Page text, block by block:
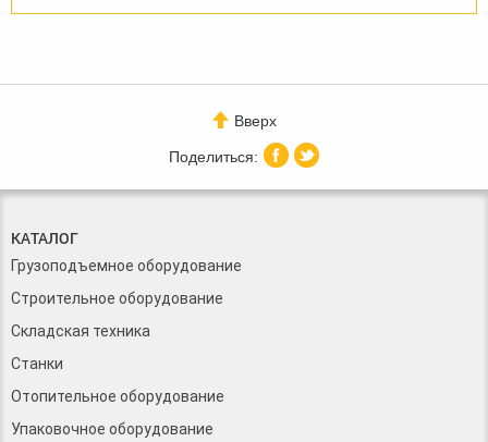
Вверх
КАТАЛОГ
Грузоподъемное оборудование
Строительное оборудование
Складская техника
Станки
Отопительное оборудование
Упаковочное оборудование